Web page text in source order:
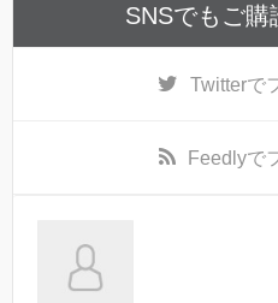
SNSでもご購
Twitterで
Feedlyで